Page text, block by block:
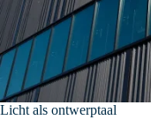
Licht als ontwerptaal